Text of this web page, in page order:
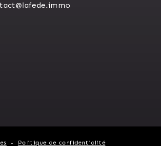
Politique de confidentialité